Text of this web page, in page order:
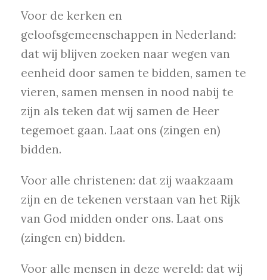
Voor de kerken en
geloofsgemeenschappen in Nederland:
dat wij blijven zoeken naar wegen van
eenheid door samen te bidden, samen te
vieren, samen mensen in nood nabij te
zijn als teken dat wij samen de Heer
tegemoet gaan. Laat ons (zingen en)
bidden.
Voor alle christenen: dat zij waakzaam
zijn en de tekenen verstaan van het Rijk
van God midden onder ons. Laat ons
(zingen en) bidden.
Voor alle mensen in deze wereld: dat wij